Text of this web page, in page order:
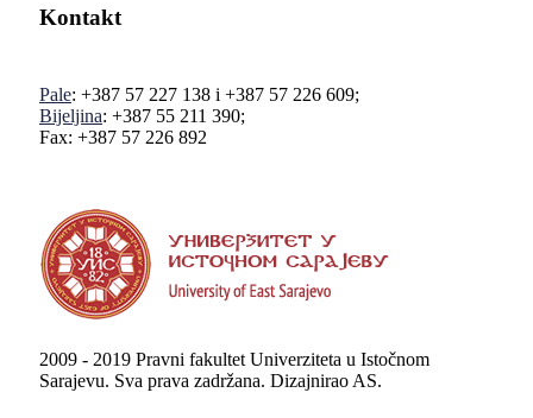
Kontakt
Pale: +387 57 227 138 i +387 57 226 609;
Bijeljina: +387 55 211 390;
Fax: +387 57 226 892
2009 - 2019 Pravni fakultet Univerziteta u Istočnom
Sarajevu. Sva prava zadržana. Dizajnirao AS.